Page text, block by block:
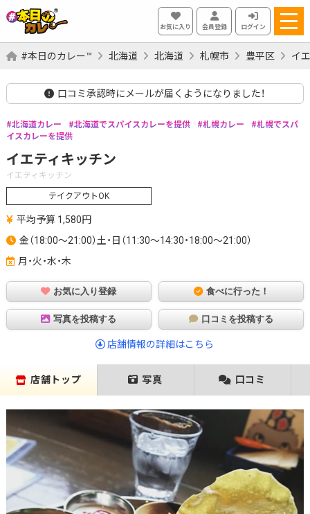
お気に入り 会員登録 ログイン
#本日のカレー™ 北海道 北海道 札幌市 豊平区 イ
口コミ承認時にメールが届くようになりました！
北海道カレー 北海道でスパイスカレーを提供 札幌カレー
札幌でスパ
イスカレーを提供
イエティキッチン
イエティキッチン
テイクアウトOK
平均予算 1,580円
金（18:00～21:00）土・日（11:30～14:30・18:00～21:00）
月・火・水・木
お気に入り登録 食べに行った！
写真を投稿する 口コミを投稿する
店舗情報の詳細はこちら
店舗トップ 写真 口コミ